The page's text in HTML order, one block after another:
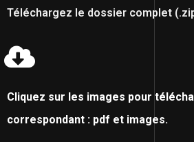
Téléchargez le dossier complet
Cliquez sur les images pour
correspondant : pdf et images.